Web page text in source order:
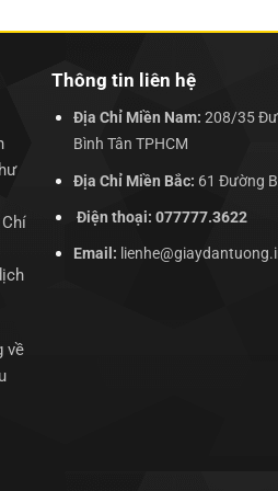
về
Thông tin liên hệ
Địa Chỉ Miền Nam: 208/35
Bình Tân TPHCM
Địa Chỉ Miền Bắc: 61 Đường
Điện thoại: 077777.3622
Email: